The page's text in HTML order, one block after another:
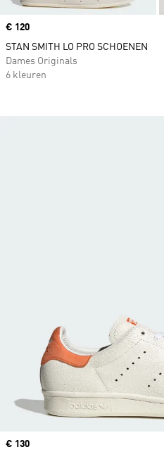
Price
€ 120
STAN SMITH LO PRO SCHOENEN
Dames Originals
6 kleuren
Price
€ 130